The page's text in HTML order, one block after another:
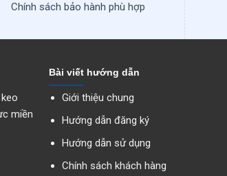
Chính sách bảo hành phù hợp
miền
Bài viết hướng dẫn
Giới thiệu chung
Hướng dẫn đăng ký
Hướng dẫn sử dụng
Chính sách khách hàng